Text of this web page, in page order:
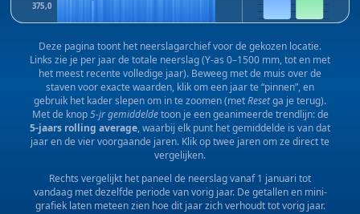
375,0
1940 1983 2025
2026 2025
Dit jaar: 459,8
mm · Vorig
jaar:473,2mm
Verschil:-13,4 mm
Deze pagina toont het neerslagarchief voor de gekozen locatie.
Links zie je per jaar de totale neerslag (Y-as 0–1500 mm, tot en met
het meest recente volledige jaar). Beweeg met de muis over de
staven voor exacte waarden, klik om een jaar te “pinnen”, en
gebruik het kader slepen om in te zoomen (metResetga je terug).
Met de knop5-jr gemiddeldetoon je een geanimeerde trendlijn: de
5-jaars rolling average, waarbij elk punt het gemiddelde is van dat
jaar en de vier voorgaande jaren. Klik op twee jaren om ze direct te
vergelijken.
Rechts vergelijkt het paneel de neerslag vanaf 1 januari tot
vandaag met dezelfde periode van vorig jaar. De getallen en mini-
grafiek laten meteen zien hoe dit jaar zich verhoudt tot vorig jaar.